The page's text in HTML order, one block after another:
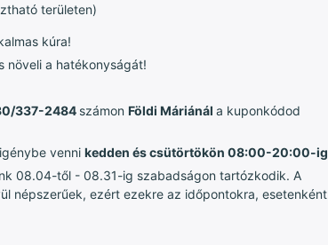
területen)
kúra!
növeli a hatékonyságát!
337-2484 számon Földi Máriánál a kuponkódod
venni kedden és csütörtökön 08:00-20:00-ig
08.04-től - 08.31-ig szabadságon tartózkodik. A
népszerűek, ezért ezekre az időpontokra, esetenként